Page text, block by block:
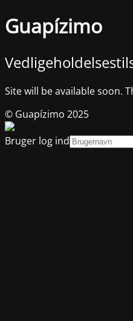
Guapízimo
Site will be available soon.
© Guapízimo 2025
Bruger log ind